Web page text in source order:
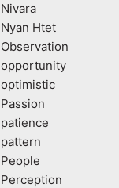
Nivara
Nyan Htet
Observation
opportunity
optimistic
Passion
patience
pattern
People
Perception